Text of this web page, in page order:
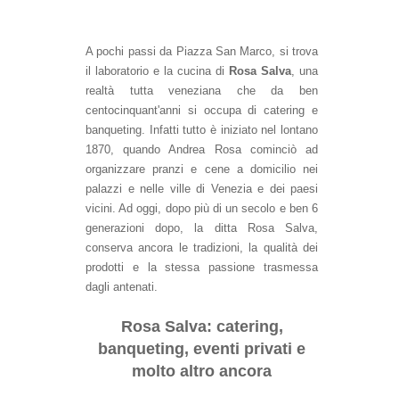
A pochi passi da Piazza San Marco, si trova
il laboratorio e la cucina di Rosa Salva, una
realtà tutta veneziana che da ben
centocinquant'anni si occupa di catering e
banqueting. Infatti tutto è iniziato nel lontano
1870, quando Andrea Rosa cominciò ad
organizzare pranzi e cene a domicilio nei
palazzi e nelle ville di Venezia e dei paesi
vicini. Ad oggi, dopo più di un secolo e ben 6
generazioni dopo, la ditta Rosa Salva,
conserva ancora le tradizioni, la qualità dei
prodotti e la stessa passione trasmessa
dagli antenati.
Rosa Salva: catering,
banqueting, eventi privati e
molto altro ancora